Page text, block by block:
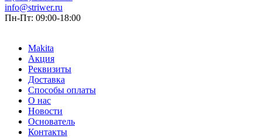
info@striwer.ru
Пн-Пт: 09:00-18:00
Makita
Акция
Реквизиты
Доставка
Способы оплаты
О нас
Новости
Основатель
Контакты